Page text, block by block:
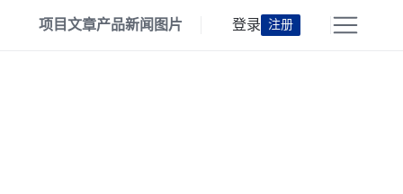
项目文章产品新闻 图片 登录 注册